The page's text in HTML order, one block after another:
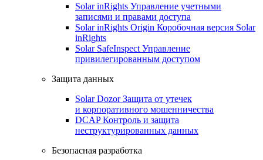
Solar inRights Управление учетными
записями и правами доступа
Solar inRights Origin Коробочная версия Solar
inRights
Solar SafeInspect Управление
привилегированным доступом
Защита данных
Solar DozorЗащита от утечек
и корпоративного мошенничества
DCAPКонтроль и защита
неструктурированных данных
Безопасная разработка